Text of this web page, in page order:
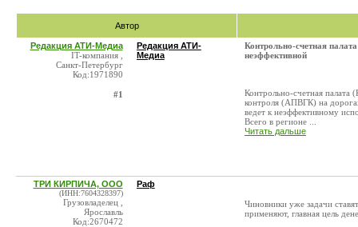
Автор
Редакция АТИ-Медиа
IT-компания ,
Санкт-Петербург
Код:1971890
#1
Редакция АТИ-
Медиа
Контрольно-счетная
неэффективной
Контрольно-счетная палата
контроля (АПВГК) на
ведет к неэффективному
Всего в регионе ...
Читать дальше
ТРИ КИРПИЧА, ООО
(ИНН:7604328397)
Грузовладелец ,
Ярославль
Код:2670472
Раф
Чиновники уже задачи
применяют, главная цель